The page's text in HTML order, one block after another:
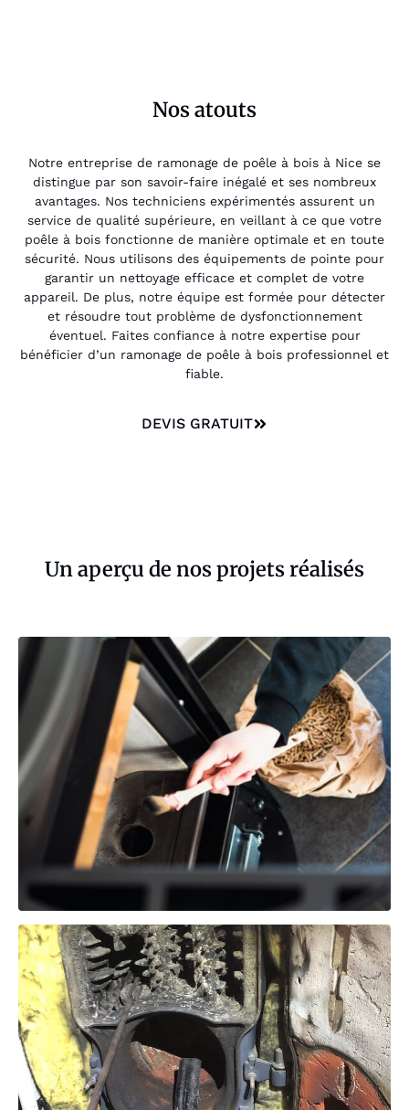
Nos atouts
Notre entreprise de ramonage de poêle à bois à Nice se
distingue par son savoir-faire inégalé et ses nombreux
avantages. Nos techniciens expérimentés assurent un
service de qualité supérieure, en veillant à ce que votre
poêle à bois fonctionne de manière optimale et en toute
sécurité. Nous utilisons des équipements de pointe pour
garantir un nettoyage efficace et complet de votre
appareil. De plus, notre équipe est formée pour détecter
et résoudre tout problème de dysfonctionnement
éventuel. Faites confiance à notre expertise pour
bénéficier d’un ramonage de poêle à bois professionnel et
fiable.
DEVIS GRATUIT
Un aperçu de nos projets réalisés